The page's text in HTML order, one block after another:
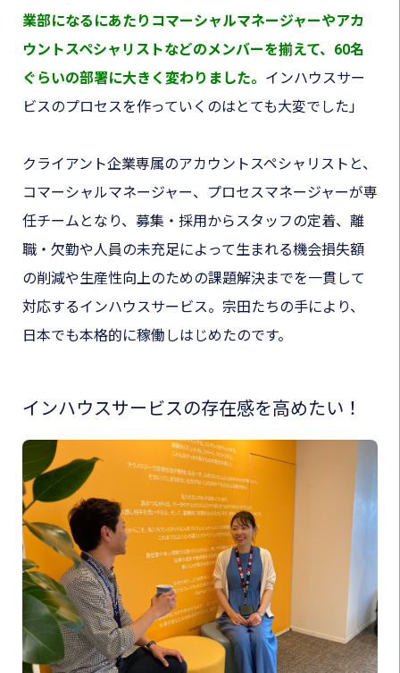
業部になるにあたりコマーシャルマネージャーやアカ
ウントスペシャリストなどのメンバーを揃えて、60名
ぐらいの部署に大きく変わりました。 インハウスサー
ビスのプロセスを作っていくのはとても大変でした」
クライアント企業専属のアカウントスペシャリストと、
コマーシャルマネージャー、プロセスマネージャーが専
任チームとなり、募集・採用からスタッフの定着、離
職・欠勤や人員の未充足によって生まれる機会損失額
の削減や生産性向上のための課題解決までを一貫して
対応するインハウスサービス。宗田たちの手により、
日本でも本格的に稼働しはじめたのです。
インハウスサービスの存在感を高めたい！